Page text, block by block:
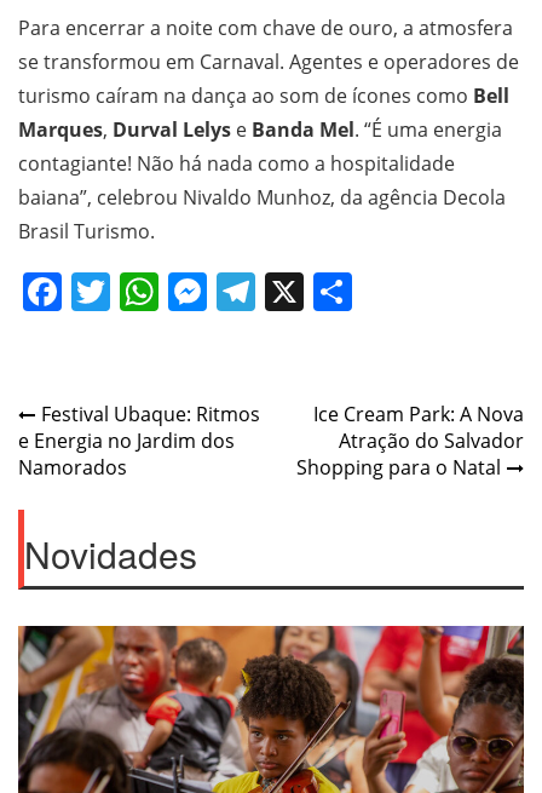
Para encerrar a noite com chave de ouro, a atmosfera
se transformou em Carnaval. Agentes e operadores de
turismo caíram na dança ao som de ícones como Bell
Marques, Durval Lelys e Banda Mel. “É uma energia
contagiante! Não há nada como a hospitalidade
baiana”, celebrou Nivaldo Munhoz, da agência Decola
Brasil Turismo.
Facebook
Twitter
WhatsApp
Messenger
Telegram
X
Navegação
de
Post
Festival Ubaque: Ritmos
e Energia no Jardim dos
Namorados
Ice Cream Park: A Nova
Atração do Salvador
Shopping para o Natal
Novidades